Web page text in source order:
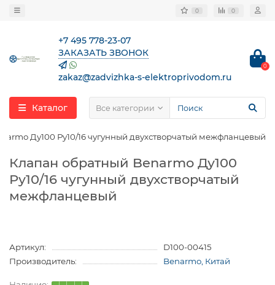
0 0
+7 495 778-23-07
ЗАКАЗАТЬ ЗВОНОК
zakaz@zadvizhka-s-elektroprivodom.ru
0
Каталог Все категории
Ду100 Ру10/16 чугунный двухстворчатый межфланцевый
Клапан обратный Benarmo Ду100
Ру10/16 чугунный двухстворчатый
межфланцевый
Артикул:
D100-00415
Производитель:
Benarmo, Китай